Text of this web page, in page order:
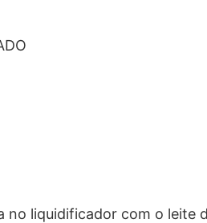
no liquidificador com o leite